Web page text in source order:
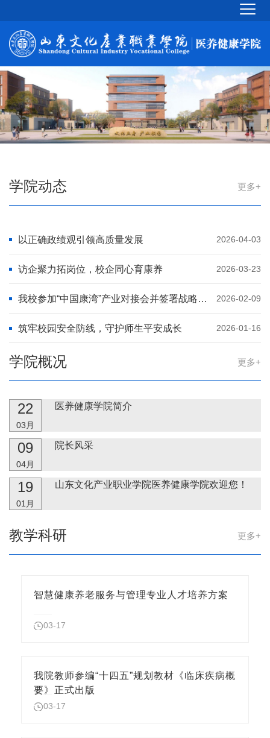
更多+
学院动态
2026-04-03
以正确政绩观引领高质量发展
2026-03-23
访企聚力拓岗位，校企同心育康养
2026-02-09
我校参加“中国康湾”产业对接会并签署战略合作协议
2026-01-16
筑牢校园安全防线，守护师生平安成长
更多+
学院概况
22
03月
医养健康学院简介
09
04月
院长风采
19
01月
山东文化产业职业学院医养健康学院欢迎您！
更多+
教学科研
智慧健康养老服务与管理专业人才培养方案
03-17
我院教师参编“十四五”规划教材《临床疾病概
要》正式出版
03-17